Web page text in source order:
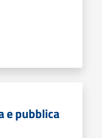
e pubblica